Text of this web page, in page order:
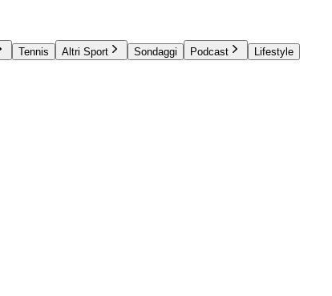
Tennis Altri Sport Sondaggi Podcast
Lifestyle